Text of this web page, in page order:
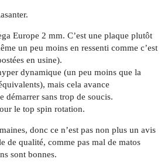
Europe 2 mm. C’est une plaque plutôt
un peu moins en ressenti comme c’est
en usine).
dynamique (un peu moins que la
mais cela avance
démarrer sans trop de soucis.
le top spin rotation.
donc ce n’est pas non plus un avis
de qualité, comme pas mal de matos
sont bonnes.